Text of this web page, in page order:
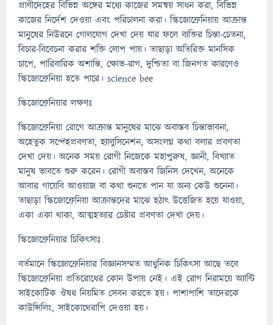
প্রাণীদেহের বিভিন্ন অঙ্গের মধ্যে কাজের সমন্বয় সাধন করা, বিভিন্ন
কাজের নির্দেশ দেওয়া এবং পরিচালনা করা। স্কিজোফ্রেনিয়ায় আক্রান্ত
মানুষের নিউরনে গোলযোগ দেখা দেয় যার ফলে ব্যক্তির চিন্তা-চেতনা,
বিচার-বিবেচনা করার শক্তি লোপ পায়। তাছাড়া অতিরিক্ত মানসিক
চাপে, পারিবারিক অশান্তি, ক্ষোভ-রাগ, দুশ্চিতা বা জিনগত কারণেও
স্কিজোফ্রেনিয়া হতে পারে। science bee
স্কিজোফ্রেনিয়ার লক্ষণঃ
স্কিজোফ্রেনিয়া রোগে আক্রান্ত মানুষের মাঝে অবাস্তব চিন্তাভাবনা,
অহেতুক সন্দেহপ্রবণতা, হ্যালুসিনেশন, অসংলগ্ন কথা বলার প্রবণতা
দেখা দেয়। অনেক সময় রোগী নিজেকে মহাপুরুষ, জ্ঞানী, বিখ্যাত
মানুষ ভাবতে শুরু করেন। রোগী অবাস্তব জিনিস দেখেন, অনেকে
আবার গায়েবি আওয়াজ বা কথা শুনতে পান যা অন্য কেউ শুনেনা।
তাছাড়া স্কিজোফ্রেনিয়া আক্রান্তদের মাঝে হঠাৎ উত্তেজিত হয়ে যাওয়া,
একা একা থাকা, আত্মহত্যার চেষ্টার প্রবণতা দেখা দেয়।
স্কিজোফ্রেনিয়ার চিকিৎসাঃ
বর্তমানে স্কিজোফ্রেনিয়ার বিজ্ঞানসম্মত আধুনিক চিকিৎসা আছে তবে
স্কিজোফ্রেনিয়া প্রতিরোধের কোন উপায় নেই। এই রোগ নিরাময়ে অ্যান্টি
সাইকোটিক ঔষধ নিয়মিত সেবন করতে হয়। পাশাপাশি তাদেরকে
কাউন্সিলিং, সাইকোথেরাপি দেওয়া হয়।